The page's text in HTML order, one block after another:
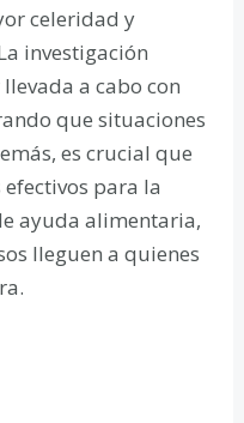
celeridad y
investigación
a cabo con
que situaciones
es crucial que
para la
ayuda alimentaria,
lleguen a quienes